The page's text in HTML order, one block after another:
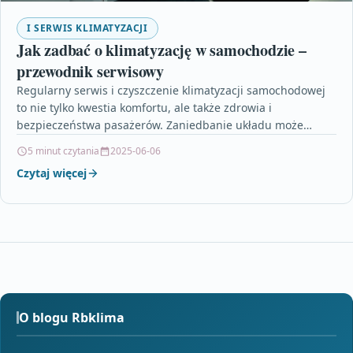
I SERWIS KLIMATYZACJI
Jak zadbać o klimatyzację w samochodzie –
przewodnik serwisowy
Regularny serwis i czyszczenie klimatyzacji samochodowej
to nie tylko kwestia komfortu, ale także zdrowia i
bezpieczeństwa pasażerów. Zaniedbanie układu może
5 minut czytania 2025-06-06
Czytaj więcej
O blogu Rbklima